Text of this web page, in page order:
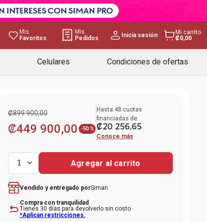
Mis
Favoritos
Mis
Pedidos
Inicia sesión
Mi carrito
₡0,00
Celulares Condiciones de ofertas
₡899900,00
₡449 900,00 -50 %
Hasta 48 cuotas
financiadas de
₡20 256,65
Conoce más
1 Agregar al carrito
Vendido y entregado porSiman
Compra con tranquilidad
Tienes 30 días para devolverlo sin costo
*Aplican restricciones.